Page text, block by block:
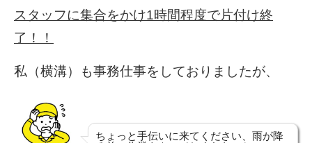
スタッフに集合をかけ1時間程度で片付け終
了！！
私（横溝）も事務仕事をしておりましたが、
ちょっと手伝いに来てください、雨が降